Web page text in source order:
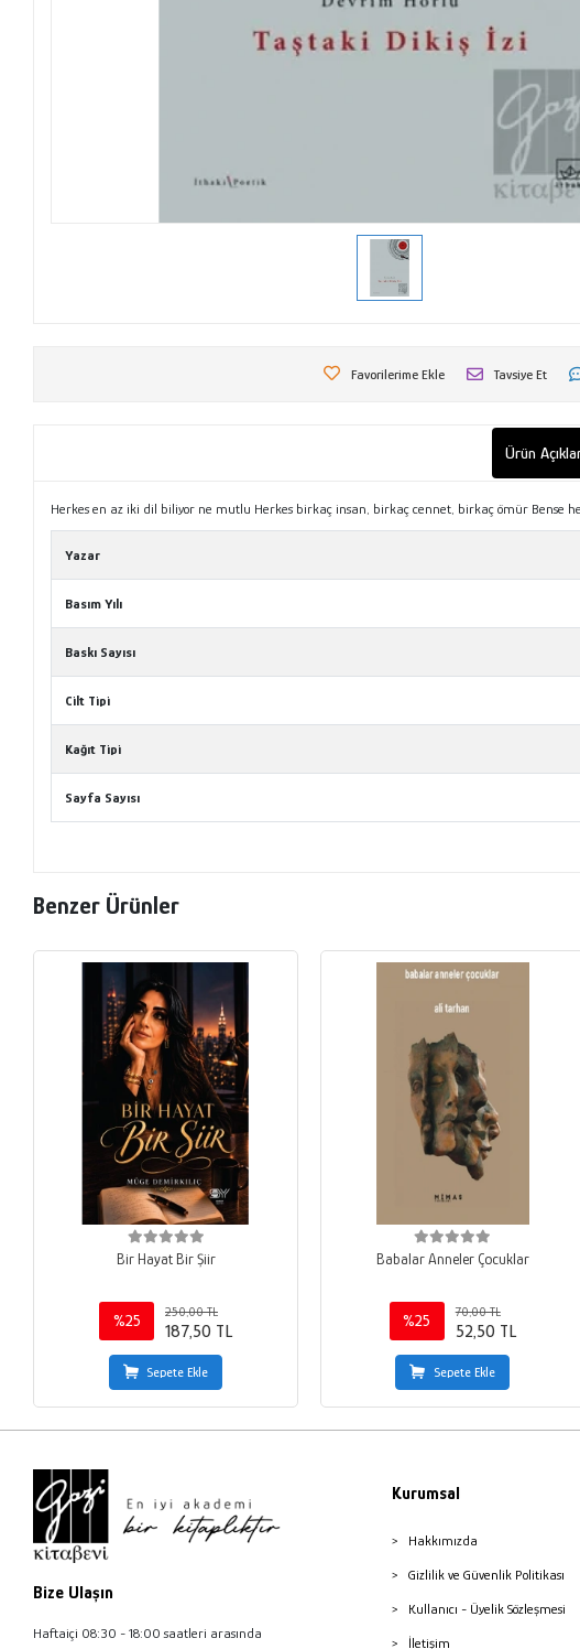
Favorilerime Ekle Tavsiye Et
Ürün
Herkes en az iki dil biliyor ne mutlu Herkes birkaç insan, birkaç cennet, birkaç ömür Bense
Yazar
Basım Yılı
Baskı Sayısı
Cilt Tipi
Kağıt Tipi
Sayfa Sayısı
Benzer Ürünler
Bir Hayat Bir Şiir
%25
250,00 TL
187,50 TL
Sepete Ekle
Babalar Anneler Çocuklar
%25
70,00 TL
52,50 TL
Sepete Ekle
Bize Ulaşın
Haftaiçi 08:30 - 18:00 saatleri arasında
Kurumsal
Hakkımızda
Gizlilik ve Güvenlik Politikası
Kullanıcı - Üyelik Sözleşmesi
İletişim